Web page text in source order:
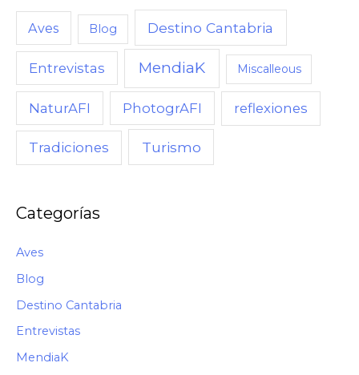
A
D
M
Aves Blog Destino Cantabria
Entrevistas MendiaK Miscalleous
NaturAFI PhotogrAFI reflexiones
Tradiciones Turismo
Categorías
Aves
Blog
Destino Cantabria
Entrevistas
MendiaK